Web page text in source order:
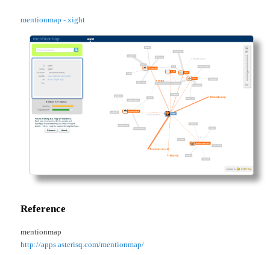
mentionmap - xight
Reference
mentionmap
http://apps.asterisq.com/mentionmap/